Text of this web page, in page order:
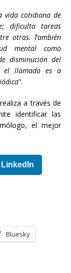
vida cotidiana de
dificulta tareas
otras. También
mental como
disminución del
el llamado es a
”.
a través de
identificar las
el mejor
LinkedIn
Bluesky